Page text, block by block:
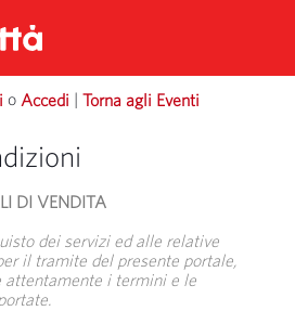
o Accedi | Torna agli Eventi
DI VENDITA
dei servizi ed alle relative
il tramite del presente portale,
attentamente i termini e le